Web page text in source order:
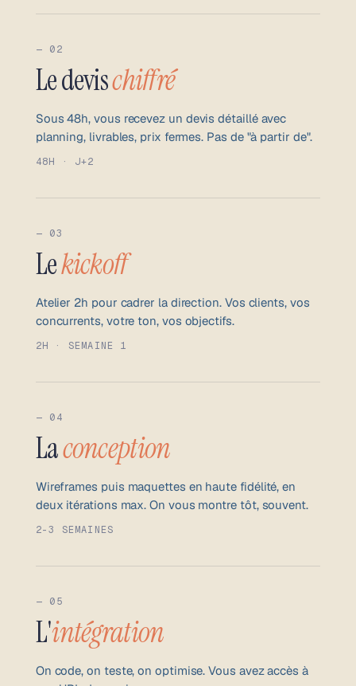
— 02
Le devischiffré
Sous 48h, vous recevez un devis détaillé avec
planning, livrables, prix fermes. Pas de "à partir de".
48H · J+2
— 03
Lekickoff
Atelier 2h pour cadrer la direction. Vos clients, vos
concurrents, votre ton, vos objectifs.
2H · SEMAINE 1
— 04
Laconception
Wireframes puis maquettes en haute fidélité, en
deux itérations max. On vous montre tôt, souvent.
2-3 SEMAINES
— 05
L'intégration
On code, on teste, on optimise. Vous avez accès à